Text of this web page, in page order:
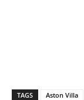
TAGS Aston Villa